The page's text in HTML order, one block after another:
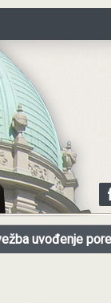
uvođenje